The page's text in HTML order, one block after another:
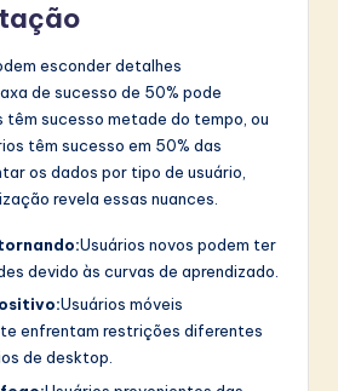
esconder detalhes
de sucesso de 50% pode
sucesso metade do tempo, ou
têm sucesso em 50% das
os dados por tipo de usuário,
revela essas nuances.
Usuários novos podem ter
devido às curvas de aprendizado.
Usuários móveis
enfrentam restrições diferentes
de desktop.